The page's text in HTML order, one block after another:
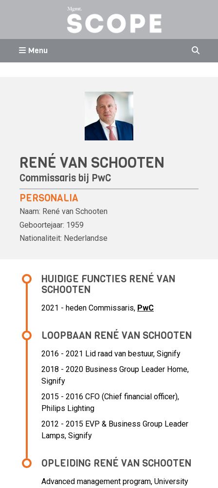
Menu
RENÉ VAN SCHOOTEN
Commissaris bij PwC
PERSONALIA
Naam: René van Schooten
Geboortejaar: 1959
Nationaliteit: Nederlandse
HUIDIGE FUNCTIES RENÉ VAN
SCHOOTEN
2021 - heden Commissaris, PwC
LOOPBAAN RENÉ VAN SCHOOTEN
2016 - 2021 Lid raad van bestuur, Signify
2018 - 2020 Business Group Leader Home,
Signify
2015 - 2016 CFO (Chief financial officer),
Philips Lighting
2012 - 2015 EVP & Business Group Leader
Lamps, Signify
OPLEIDING RENÉ VAN SCHOOTEN
Advanced management program, University